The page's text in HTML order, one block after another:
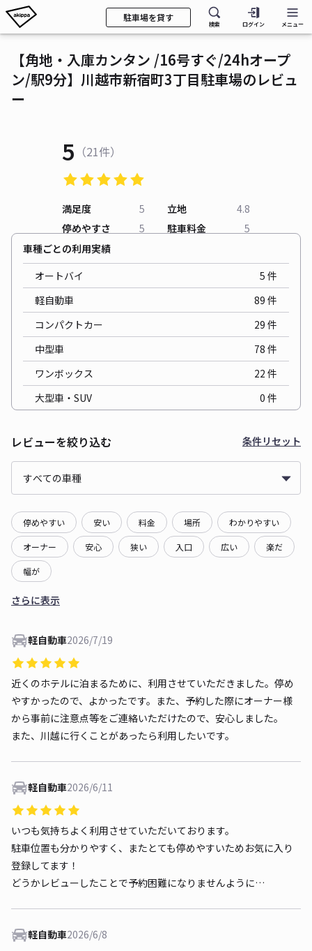
駐車場を貸す
検索 ログイン メニュー
【角地・入庫カンタン /16号すぐ/24hオープ
ン/駅9分】川越市新宿町3丁目駐車場のレビュ
ー
5 （21件）
満足度 5 立地
4.8
停めやすさ
5 駐車料金
5
車種ごとの利用実績
オートバイ
5 件
軽自動車
89 件
コンパクトカー
29 件
中型車
78 件
ワンボックス
22 件
大型車・SUV
0 件
レビューを絞り込む 条件リセット
停めやすい 安い 料金 場所 わかりやすい
オーナー 安心 狭い 入口 広い 楽だ
幅が
さらに表示
軽自動車2026/7/19
近くのホテルに泊まるために、利用させていただきました。停め
やすかったので、よかったです。また、予約した際にオーナー様
から事前に注意点等をご連絡いただけたので、安心しました。
また、川越に行くことがあったら利用したいです。
軽自動車2026/6/11
いつも気持ちよく利用させていただいております。
駐車位置も分かりやすく、またとても停めやすいためお気に入り
登録してます！
どうかレビューしたことで予約困難になりませんように…
軽自動車2026/6/8